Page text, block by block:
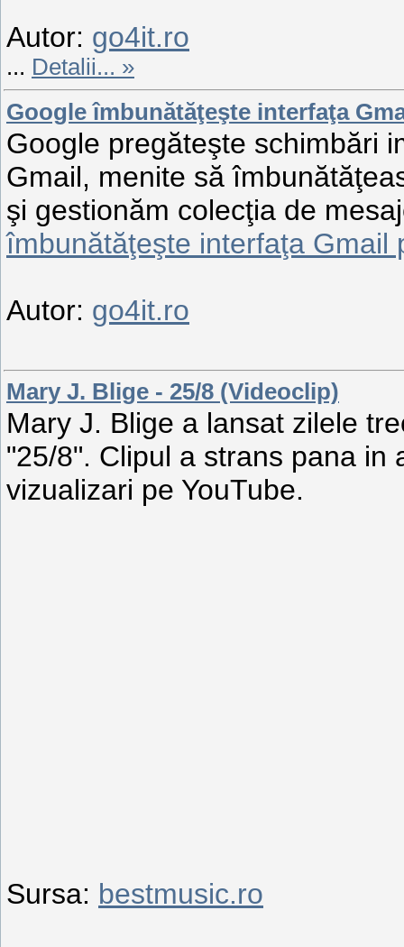
Autor: go4it.ro
... Detalii... »
Google îmbunătăţeşte interfaţa
Google pregăteşte schimbări
Gmail, menite să
şi gestionăm colecţia de
îmbunătăţeşte interfaţa Gmail
Autor: go4it.ro
Mary J. Blige - 25/8 (Videoclip)
Mary J. Blige a lansat zilele
"25/8". Clipul a strans pana in
vizualizari pe YouTube.
Sursa: bestmusic.ro